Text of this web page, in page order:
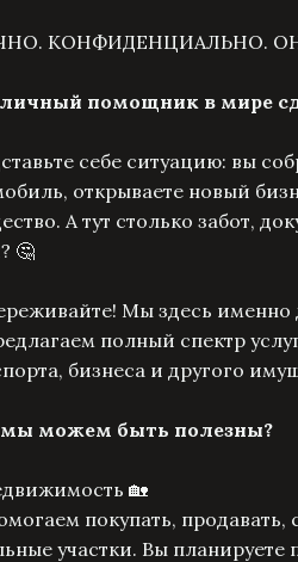
КОНФИДЕНЦИАЛЬНО.
помощник в мире
себе ситуацию: вы
открываете новый
А тут столько забот,
🤔
Мы здесь именно
полный спектр
бизнеса и другого
можем быть полезны?
🏡
покупать,
участки. Вы